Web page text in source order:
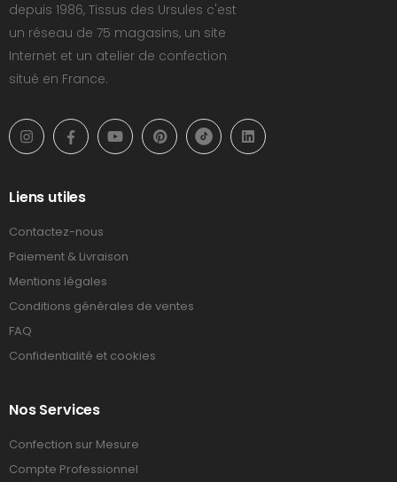
depuis 1986, Tissus des Ursules c'est
un réseau de 75 magasins, un site
Internet et un atelier de confection
situé en France.
Liens utiles
Contactez-nous
Paiement & Livraison
Mentions légales
Conditions générales de ventes
FAQ
Confidentialité et cookies
Nos Services
Confection sur Mesure
Compte Professionnel